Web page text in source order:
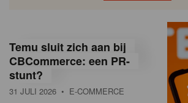
o
n
d
Temu sluit zich aan bij
CBCommerce: een PR-
stunt?
31 JULI 2026 • E-COMMERCE